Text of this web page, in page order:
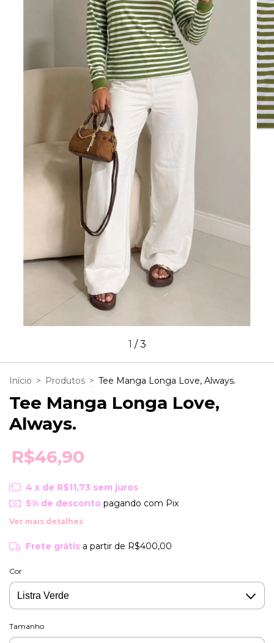
1 /3
Início > Produtos > Tee Manga Longa Love, Always.
Tee Manga Longa Love,
Always.
R$46,90
4 x de R$11,73 sem juros
5% de desconto pagando com Pix
Ver mais detalhes
Frete grátis a partir de R$400,00
Cor
Tamanho